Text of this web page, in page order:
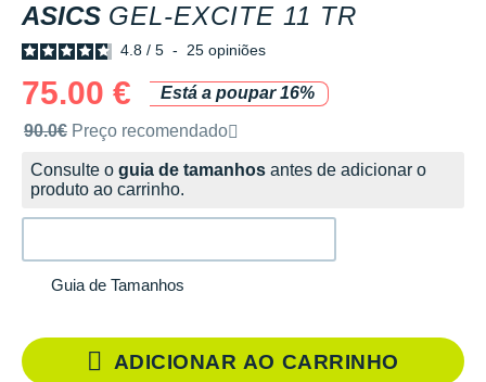
ASICS GEL-EXCITE 11 TR
4.8 / 5 - 25 opiniões
75.00 €
Está a poupar 16%
Preço de venda recomendado pela marca
90.0€ Preço recomendado
Consulte o guia de tamanhos antes de adicionar o
produto ao carrinho.
Guia de Tamanhos
ADICIONAR AO CARRINHO